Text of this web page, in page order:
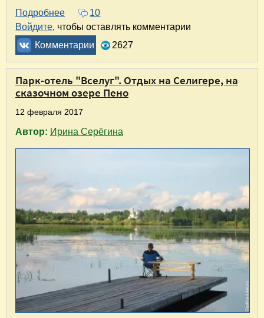
Подробнее о Апартаменты на Нижегородской, 14.
10
Войдите, чтобы оставлять комментарии
Комментарии
2627
Парк-отель "Вселуг". Отдых на Селигере, на
сказочном озере Пено
12 февраля 2017
Автор: Ирина Серёгина